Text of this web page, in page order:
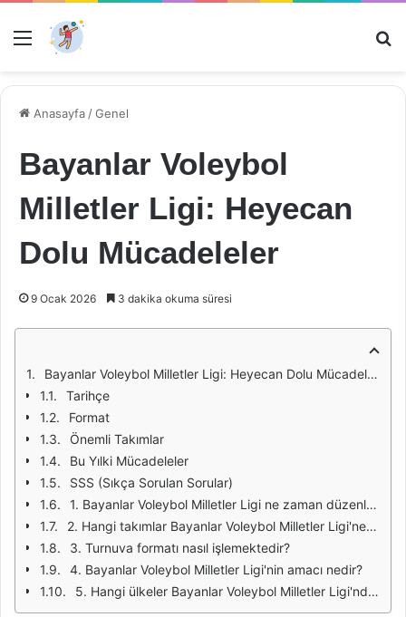
Menü
Anasayfa /Genel
Bayanlar Voleybol
Milletler Ligi: Heyecan
Dolu Mücadeleler
9 Ocak 2026 3 dakika okuma süresi
Bayanlar Voleybol Milletler Ligi: Heyecan Dolu Mücadeleler
Tarihçe
Format
Önemli Takımlar
Bu Yılki Mücadeleler
SSS (Sıkça Sorulan Sorular)
1. Bayanlar Voleybol Milletler Ligi ne zaman düzenleniyor?
2. Hangi takımlar Bayanlar Voleybol Milletler Ligi'ne katılmaktadır?
3. Turnuva formatı nasıl işlemektedir?
4. Bayanlar Voleybol Milletler Ligi'nin amacı nedir?
5. Hangi ülkeler Bayanlar Voleybol Milletler Ligi'nde en başarılı olmuştur?